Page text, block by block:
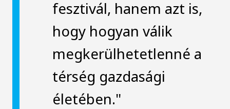
fesztivál, hanem azt is,
hogy hogyan válik
megkerülhetetlenné a
térség gazdasági
életében."